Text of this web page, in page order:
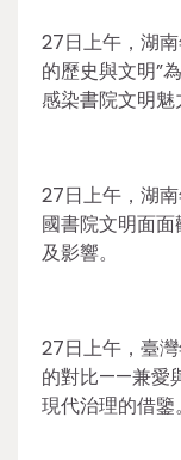
27日上午，湖
的歷史與文明”
感染書院文明魅
27日上午，湖
國書院文明面
及影響。
27日上午，臺
的對比——兼愛
現代治理的借鑒。